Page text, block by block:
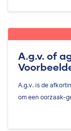
A.g.v. of
A.g.v. is de
om een oorzaak-